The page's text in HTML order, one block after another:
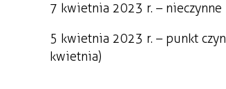
7 kwietnia 2023 r. – nieczynne
5 kwietnia 2023 r. – punkt
kwietnia)